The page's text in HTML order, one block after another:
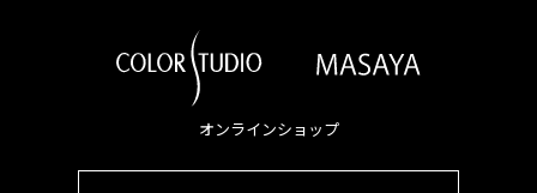
オンラインショップ